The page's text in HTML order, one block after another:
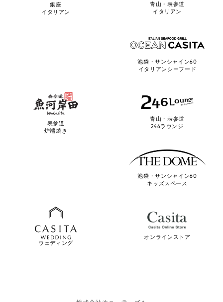
銀座
イタリアン
青山・表参道
イタリアン
池袋・サンシャイン60
イタリアンシーフード
表参道
炉端焼き
青山・表参道
246ラウンジ
池袋・サンシャイン60
キッズスペース
ウェディング
オンラインストア